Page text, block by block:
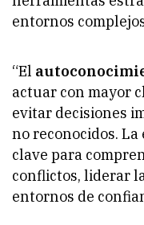
entornos
“El
actuar con mayor
evitar decisiones
no reconocidos.
clave para
conflictos, liderar
entornos de